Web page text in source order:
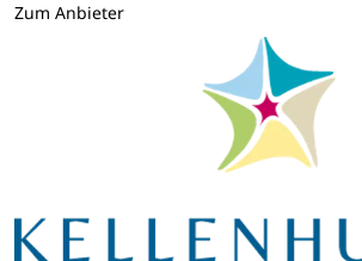
Zum Anbieter